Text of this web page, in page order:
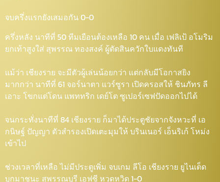
จบครึ่งแรกยังเสมอกัน 0-0
ครึ่งหลัง นาทีที่ 50 ทีมเยือนต้องเหลือ 10 คน เมื่อ เฟลิเป้ อโมริม
ยกเท้าสูงใส่ สุพรรณ ทองสงค์ ผู้ตัดสินควักใบแดงทันที
แม้ว่า เชียงราย จะมีตัวผู้เล่นน้อยกว่า แต่กลับมีโอกาสยิง
มากกว่า นาทีที่ 61 จอร์นาตา แวร์ซูรา เปิดครอสให้ ชินภัทร ลี
เอาะ โขกแต่โดน แพททริก เดย์โต ซูเปอร์เซฟปัดออกไปได้
จนกระทั่งนาทีที่ 84 เชียงราย ก็มาได้ประตูชัยจากจังหวะที่ เอ
กนิษฐ์ ปัญญา ตัวสำรองเปิดเตะมุมให้ บรินเนอร์ เอ็นริเก้ โหม่ง
เข้าไป
ช่วงเวลาที่เหลือ ไม่มีประตูเพิ่ม จบเกม ลีโอ เชียงราย ยูไนเต็ด
บุกมาชนะ สุพรรณบุรี เอฟซี หวุดหวิด 1-0